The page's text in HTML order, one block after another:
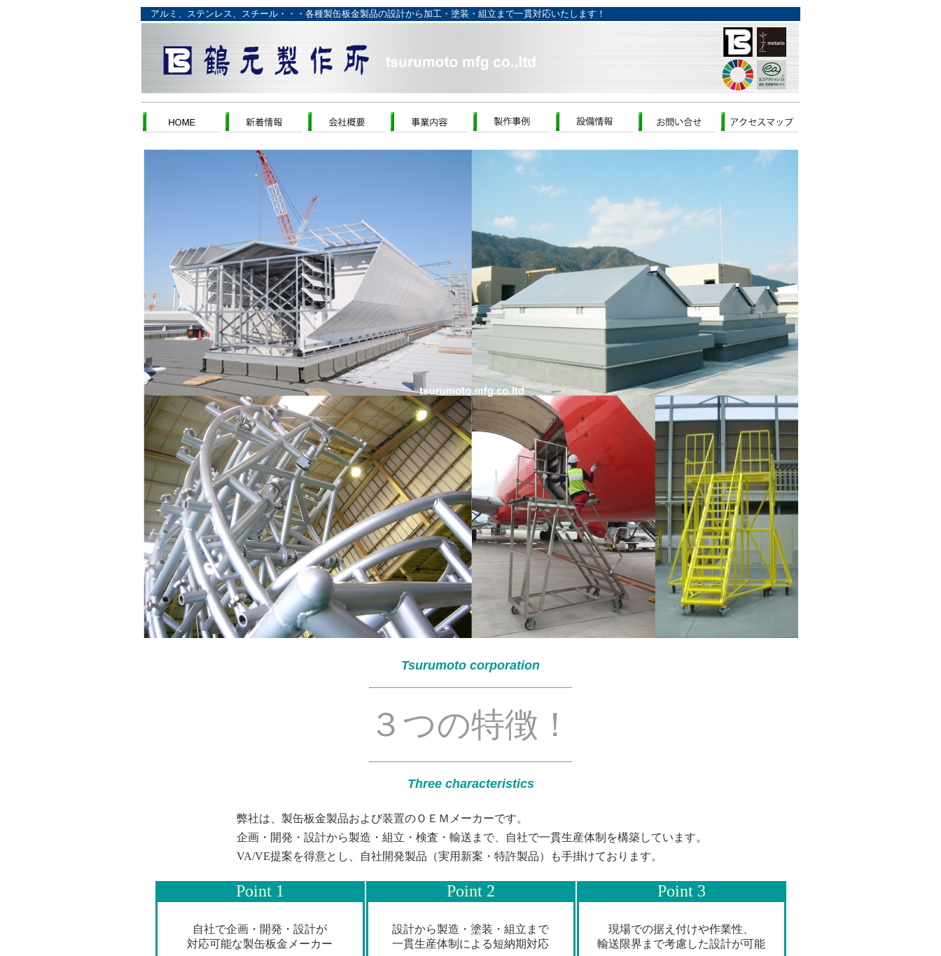
アルミ、ステンレス、スチール・・・各種製缶板金製品の設計から加工・塗装・組立まで一貫対応いたします！
Tsurumoto corporation
３つの特徴！
Three characteristics
弊社は、製缶板金製品および装置のＯＥＭメーカーです。
企画・開発・設計から製造・組立・検査・輸送まで、自社で一貫生産体制を構築しています。
VA/VE提案を得意とし、自社開発製品（実用新案・特許製品）も手掛けております。
Point 1
自社で企画・開発・設計が
対応可能な製缶板金メーカー
Point 2
設計から製造・塗装・組立まで
一貫生産体制による短納期対応
Point 3
現場での据え付けや作業性、
輸送限界まで考慮した設計が可能